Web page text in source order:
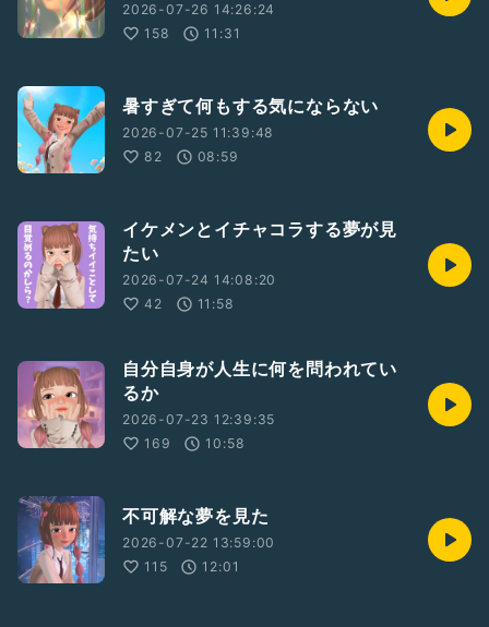
2026-07-26 14:26:24
158
11:31
暑すぎて何もする気にならない
2026-07-25 11:39:48
82
08:59
イケメンとイチャコラする夢が見
たい
2026-07-24 14:08:20
42
11:58
自分自身が人生に何を問われてい
るか
2026-07-23 12:39:35
169
10:58
不可解な夢を見た
2026-07-22 13:59:00
115
12:01